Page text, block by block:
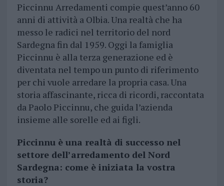
Piccinnu Arredamenti compie quest’anno 60
anni di attività a Olbia. Una realtà che ha
messo le radici nel territorio del nord
Sardegna fin dal 1959. Oggi la famiglia
Piccinnu è alla terza generazione ed è
diventata nel tempo un punto di riferimento
per chi vuole arredare la propria casa. Una
storia affascinante, ricca di ricordi, raccontata
da Paolo Piccinnu, che guida l’azienda
insieme alle sorelle ed ai figli.
Piccinnu è una realtà di successo nel
settore dell’arredamento del Nord
Sardegna: come è iniziata la vostra
storia?